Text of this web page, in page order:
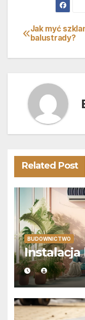
wpisu
Jak myć
balustrady?
Related Post
BUDOWNICTWO
Instalacja